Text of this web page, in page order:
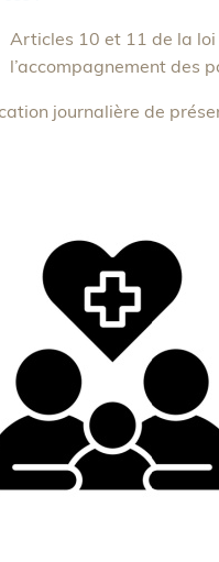
Articles 10 et 11 de la
l’accompagnement des
journalière de